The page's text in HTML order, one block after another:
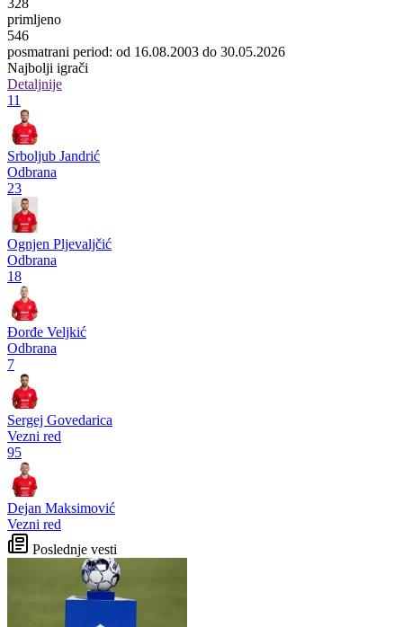
328
primljeno
546
posmatrani period: od 16.08.2003 do 30.05.2026
Najbolji igrači
Detaljnije
11
Srboljub Jandrić
Odbrana
23
Ognjen Pljevaljčić
Odbrana
18
Đorđe Veljkić
Odbrana
7
Sergej Govedarica
Vezni red
95
Dejan Maksimović
Vezni red
Poslednje vesti